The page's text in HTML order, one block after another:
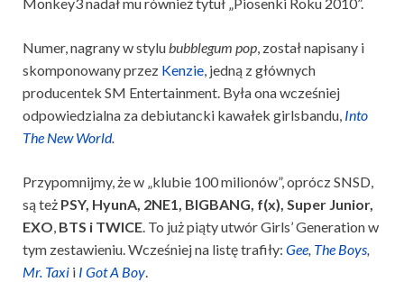
Monkey3 nadał mu również tytuł „Piosenki Roku 2010”.
Numer, nagrany w stylububblegum pop, został napisany i
skomponowany przez Kenzie, jedną z głównych
producentek SM Entertainment. Była ona wcześniej
odpowiedzialna za debiutancki kawałek girlsbandu, Into
The New World.
Przypomnijmy, że w „klubie 100 milionów”, oprócz SNSD,
są też PSY, HyunA, 2NE1, BIGBANG, f(x), Super Junior,
EXO, BTS i TWICE. To już piąty utwór Girls’ Generation w
tym zestawieniu. Wcześniej na listę trafiły: Gee, The Boys,
Mr. Taxi i I Got A Boy.